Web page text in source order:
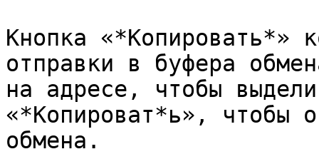
Кнопка «*Копировать*»
отправки в буфера
на адресе, чтобы
«*Копироват*ь», чтобы
обмена.